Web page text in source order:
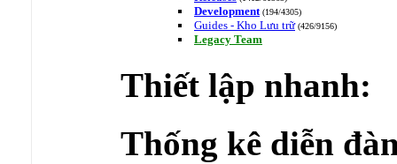
Development (194/4305)
Guides - Kho Lưu trữ(426/9156)
Legacy Team
Thiết lập nhanh:
Thống kê diễn